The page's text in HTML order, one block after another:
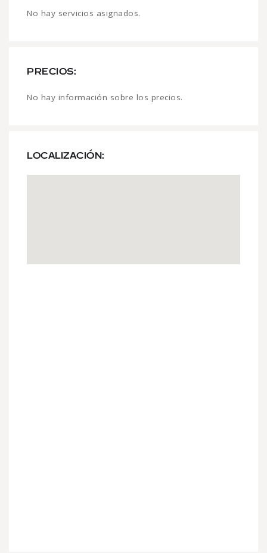
No hay servicios asignados.
PRECIOS:
No hay información sobre los precios.
LOCALIZACIÓN: